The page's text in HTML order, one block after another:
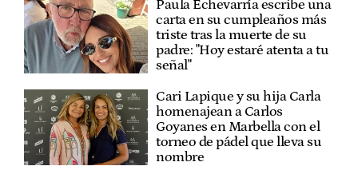
Paula Echevarría escribe una
carta en su cumpleaños más
triste tras la muerte de su
padre: "Hoy estaré atenta a tu
señal"
Cari Lapique y su hija Carla
homenajean a Carlos
Goyanes en Marbella con el
torneo de pádel que lleva su
nombre